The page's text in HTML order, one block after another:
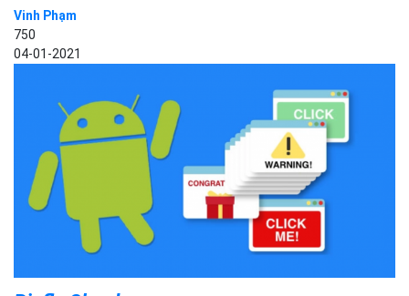
Vinh Phạm
750
04-01-2021